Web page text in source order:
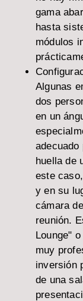
gama
hasta
módulos
Algunas
dos
en un
huella de
este
y en su
cámara
reunión.
Lounge"
muy
inversión
de una